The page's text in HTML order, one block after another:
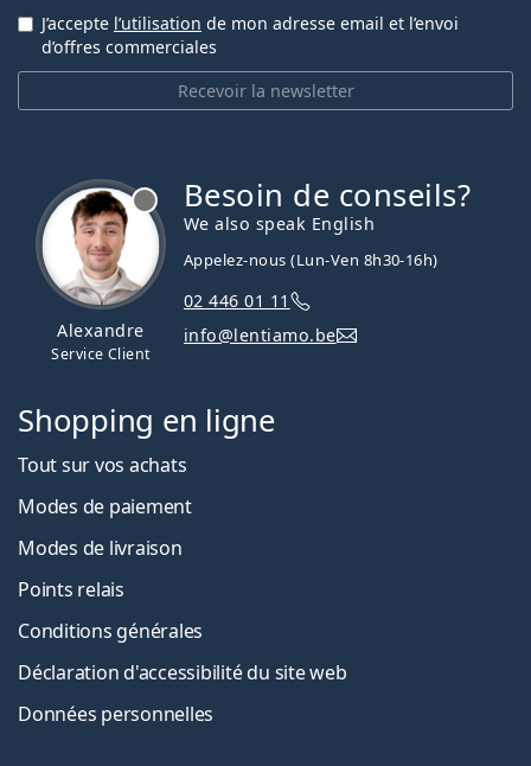
Recevoir la newsletter
J’accepte l’utilisation de mon adresse email et l’envoi
d’offres commerciales
Alexandre
Service Client
Besoin de conseils?
We also speak English
Appelez-nous (Lun-Ven 8h30-16h)
02 446 01 11
info@lentiamo.be
Shopping en ligne
Tout sur vos achats
Modes de paiement
Modes de livraison
Points relais
Conditions générales
Déclaration d'accessibilité du site web
Données personnelles